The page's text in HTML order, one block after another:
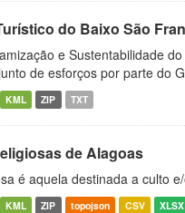
do Baixo São
e Sustentabilidade
de esforços por parte do
KML ZIP TXT
de Alagoas
é aquela destinada a culto
KML ZIP topojson CSV XLSX